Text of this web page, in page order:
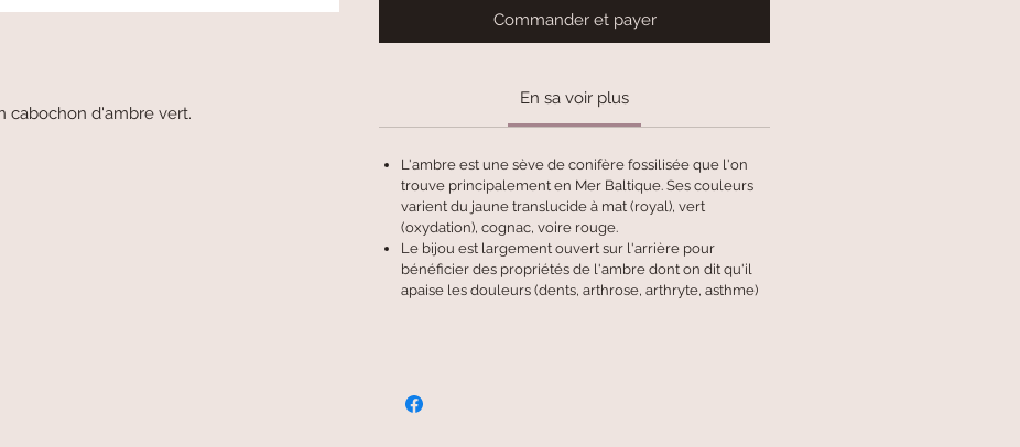
cabochon d'ambre vert.
Commander et payer
En sa voir plus
L'ambre est une sève de conifère fossilisée que l'on
trouve principalement en Mer Baltique. Ses couleurs
varient du jaune translucide à mat (royal), vert
(oxydation), cognac, voire rouge.
Le bijou est largement ouvert sur l'arrière pour
bénéficier des propriétés de l'ambre dont on dit qu'il
apaise les douleurs (dents, arthrose, arthryte, asthme)